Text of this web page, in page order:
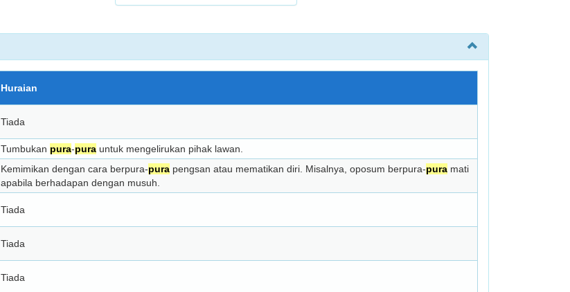
Huraian
Tiada
Tumbukan pura-pura untuk mengelirukan pihak lawan.
Kemimikan dengan cara berpura-pura pengsan atau mematikan diri. Misalnya, oposum berpura-pura mati
apabila berhadapan dengan musuh.
Tiada
Tiada
Tiada